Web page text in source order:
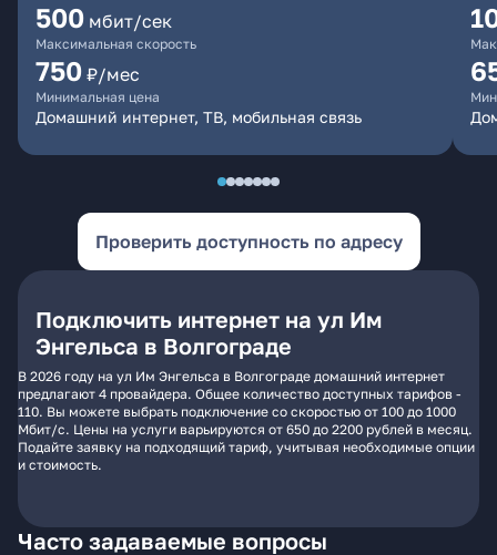
500 мбит/сек
Максимальная скорость
750 ₽/мес
Минимальная цена
Домашний интернет, ТВ, мобильная связь
Проверить доступность по адресу
Подключить интернет на ул Им
Энгельса в Волгограде
В 2026 году на ул Им Энгельса в Волгограде домашний интернет
предлагают 4 провайдера. Общее количество доступных тарифов -
110. Вы можете выбрать подключение со скоростью от 100 до 1000
Мбит/с. Цены на услуги варьируются от 650 до 2200 рублей в месяц.
Подайте заявку на подходящий тариф, учитывая необходимые опции
и стоимость.
Часто задаваемые вопросы